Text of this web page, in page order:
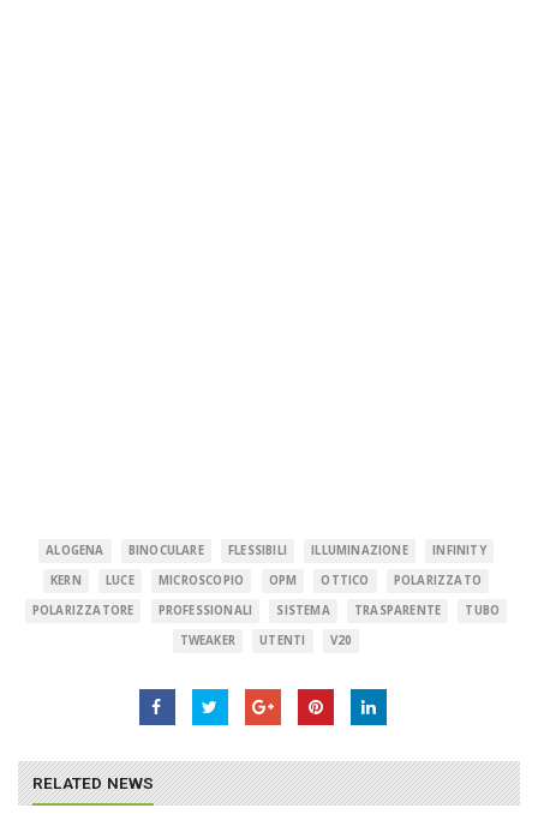
ALOGENA BINOCULARE FLESSIBILI ILLUMINAZIONE
INFINITY
KERN
LUCE MICROSCOPIO OPM OTTICO
POLARIZZATO
POLARIZZATORE
PROFESSIONALI SISTEMA TRASPARENTE
TUBO
TWEAKER
UTENTI V20
RELATED NEWS